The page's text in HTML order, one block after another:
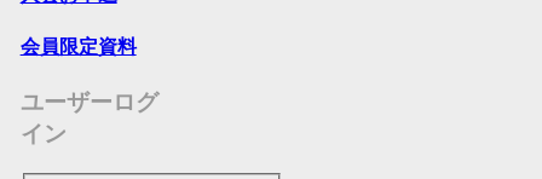
会員限定資料
ユーザーログ
イン